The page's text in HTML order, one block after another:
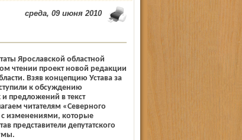
среда, 09 июня 2010
Ярославской областной
чтении проект новой редакции
Взяв концепцию Устава за
к обсуждению
предложений в текст
читателям «Северного
с изменениями, которые
представители депутатского